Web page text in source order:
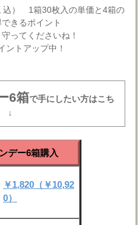
込） 1箱30枚入の単価と4箱の
きるポイント
ってくださいね！
ントアップ中！
6箱で手にしたい方はこち
↓
デー6箱購入
￥1,820（￥10,92
0）